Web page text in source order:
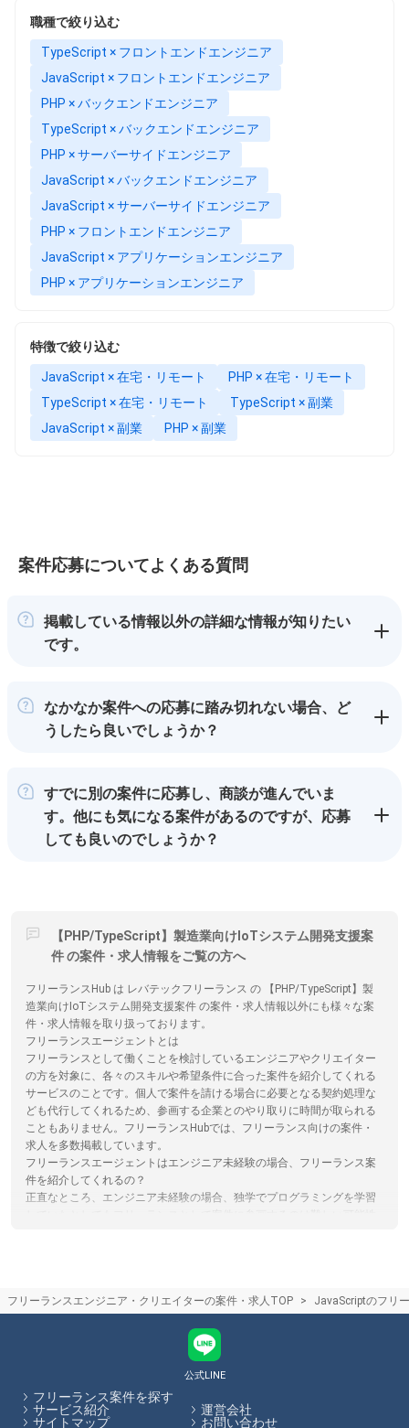
職種で絞り込む
TypeScript × フロントエンドエンジニア
JavaScript × フロントエンドエンジニア
PHP × バックエンドエンジニア
TypeScript × バックエンドエンジニア
PHP × サーバーサイドエンジニア
JavaScript × バックエンドエンジニア
JavaScript × サーバーサイドエンジニア
PHP × フロントエンドエンジニア
JavaScript × アプリケーションエンジニア
PHP × アプリケーションエンジニア
特徴で絞り込む
JavaScript × 在宅・リモート
PHP × 在宅・リモート
TypeScript × 在宅・リモート
TypeScript × 副業
JavaScript × 副業
PHP × 副業
案件応募についてよくある質問
掲載している情報以外の詳細な情報が知りたい
です。
なかなか案件への応募に踏み切れない場合、ど
うしたら良いでしょうか？
すでに別の案件に応募し、商談が進んでいま
す。他にも気になる案件があるのですが、応募
しても良いのでしょうか？
【PHP/TypeScript】製造業向けIoTシステム開発支援案
件 の案件・求人情報をご覧の方へ
フリーランスHub は レバテックフリーランス の 【PHP/TypeScript】製
造業向けIoTシステム開発支援案件 の案件・求人情報以外にも様々な案
件・求人情報を取り扱っております。
フリーランスエージェントとは
フリーランスとして働くことを検討しているエンジニアやクリエイター
の方を対象に、各々のスキルや希望条件に合った案件を紹介してくれる
サービスのことです。個人で案件を請ける場合に必要となる契約処理な
ども代行してくれるため、参画する企業とのやり取りに時間が取られる
こともありません。フリーランスHubでは、フリーランス向けの案件・
求人を多数掲載しています。
フリーランスエージェントはエンジニア未経験の場合、フリーランス案
件を紹介してくれるの？
正直なところ、エンジニア未経験の場合、独学でプログラミングを学習
フリーランスエージェント担当者との面談のコツ
働可能な日数、勤務形態などを伝えましょう。正しく希望を伝えること
で、お客様の希望に合った案件の紹介可能性が高まります。フリーラン
スHubでは、各エージェントのサービス内容やその比較をサイト内で行
うことができます。
フリーランスHubはお客様のフリーランス案件探しを最大限サポートし
フリーランスエンジニア・クリエイターの案件・求人TOP JavaScriptのフリ
公式LINE
フリーランス案件を探す
サービス紹介
運営会社
サイトマップ
お問い合わせ